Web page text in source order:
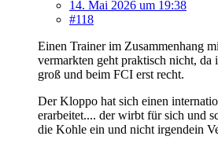
14. Mai 2026 um 19:38
#118
Einen Trainer im Zusammenhang
vermarkten geht praktisch nicht,
groß und beim FCI erst recht.
Der Kloppo hat sich einen
erarbeitet.... der wirbt für sich und
die Kohle ein und nicht irgendein